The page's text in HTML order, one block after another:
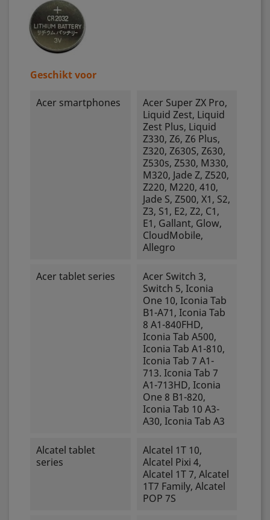
Geschikt voor
Acer smartphones
Acer Super ZX Pro,
Liquid Zest, Liquid
Zest Plus, Liquid
Z330, Z6, Z6 Plus,
Z320, Z630S, Z630,
Z530s, Z530, M330,
M320, Jade Z, Z520,
Z220, M220, 410,
Jade S, Z500, X1, S2,
Z3, S1, E2, Z2, C1,
E1, Gallant, Glow,
CloudMobile,
Allegro
Acer tablet series
Acer Switch 3,
Switch 5, Iconia
One 10, Iconia Tab
B1-A71, Iconia Tab
8 A1-840FHD,
Iconia Tab A500,
Iconia Tab A1-810,
Iconia Tab 7 A1-
713. Iconia Tab 7
A1-713HD, Iconia
One 8 B1-820,
Iconia Tab 10 A3-
A30, Iconia Tab A3
Alcatel tablet
series
Alcatel 1T 10,
Alcatel Pixi 4,
Alcatel 1T 7, Alcatel
1T7 Family, Alcatel
POP 7S